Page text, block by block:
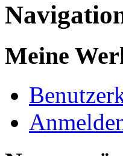
Meine